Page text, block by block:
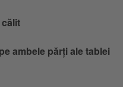
ambele părți ale tablei